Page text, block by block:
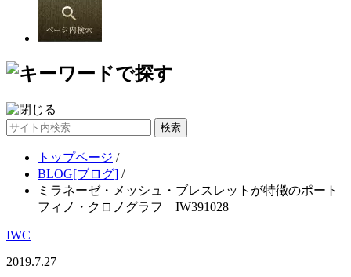
サ
トップページ /
BLOG[ブログ] /
ミラネーゼ・メッシュ・ブレスレットが特徴のポート
フィノ・クロノグラフ IW391028
IWC
2019.7.27